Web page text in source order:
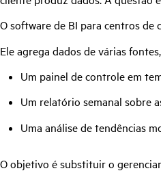
O software de BI para centros de
Ele agrega dados de várias
Um painel de controle em
Um relatório semanal sobre
Uma análise de tendências
O objetivo é substituir o